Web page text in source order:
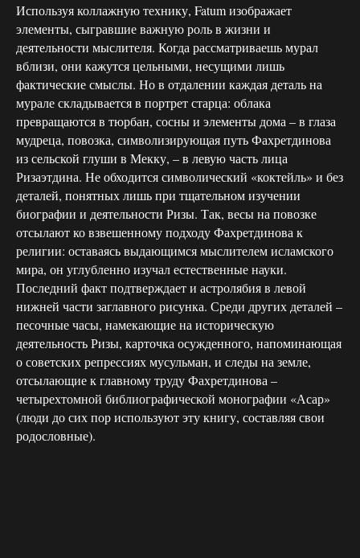
Используя коллажную технику, Fatum изображает
элементы, сыгравшие важную роль в жизни и
деятельности мыслителя. Когда рассматриваешь мурал
вблизи, они кажутся цельными, несущими лишь
фактические смыслы. Но в отдалении каждая деталь на
мурале складывается в портрет старца: облака
превращаются в тюрбан, сосны и элементы дома – в глаза
мудреца, повозка, символизирующая путь Фахретдинова
из сельской глуши в Мекку, – в левую часть лица
Ризаэтдина. Не обходится символический «коктейль» и без
деталей, понятных лишь при тщательном изучении
биографии и деятельности Ризы. Так, весы на повозке
отсылают ко взвешенному подходу Фахретдинова к
религии: оставаясь выдающимся мыслителем исламского
мира, он углубленно изучал естественные науки.
Последний факт подтверждает и астролябия в левой
нижней части заглавного рисунка. Среди других деталей –
песочные часы, намекающие на историческую
деятельность Ризы, карточка осужденного, напоминающая
о советских репрессиях мусульман, и следы на земле,
отсылающие к главному труду Фахретдинова –
четырехтомной библиографической монографии «Асар»
(люди до сих пор используют эту книгу, составляя свои
родословные).